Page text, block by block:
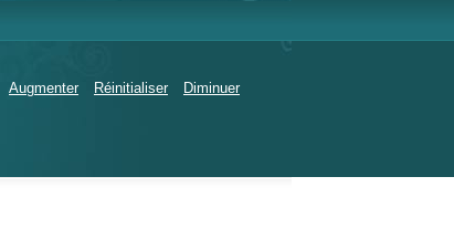
Augmenter Réinitialiser Diminuer